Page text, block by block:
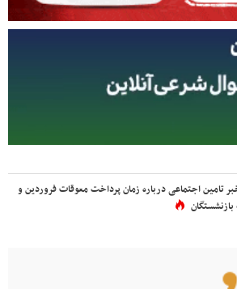
تامین اجتماعی درباره زمان پرداخت معوقات فروردین و